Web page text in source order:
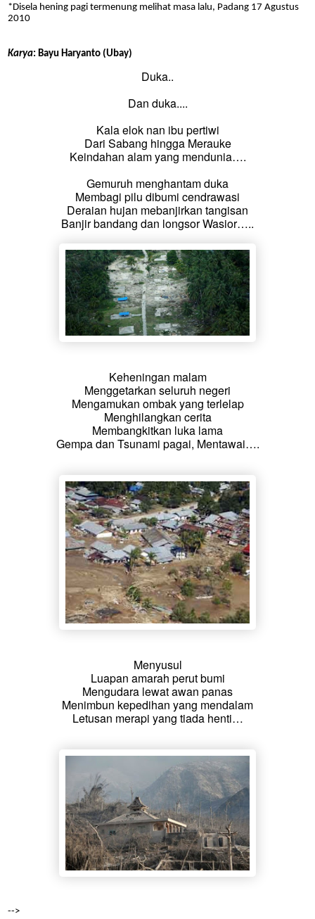
*Disela hening pagi termenung melihat masa lalu, Padang 17 Agustus
2010
Karya: Bayu Haryanto (Ubay)
Duka..
Dan duka....
Kala elok nan ibu pertiwi
Dari Sabang hingga Merauke
Keindahan alam yang mendunia….
Gemuruh menghantam duka
Membagi pilu dibumi cendrawasi
Deraian hujan mebanjirkan tangisan
Banjir bandang dan longsor Wasior…..
Keheningan malam
Menggetarkan seluruh negeri
Mengamukan ombak yang terlelap
Menghilangkan cerita
Membangkitkan luka lama
Gempa dan Tsunami pagai, Mentawai….
Menyusul
Luapan amarah perut bumi
Mengudara lewat awan panas
Menimbun kepedihan yang mendalam
Letusan merapi yang tiada henti…
-->